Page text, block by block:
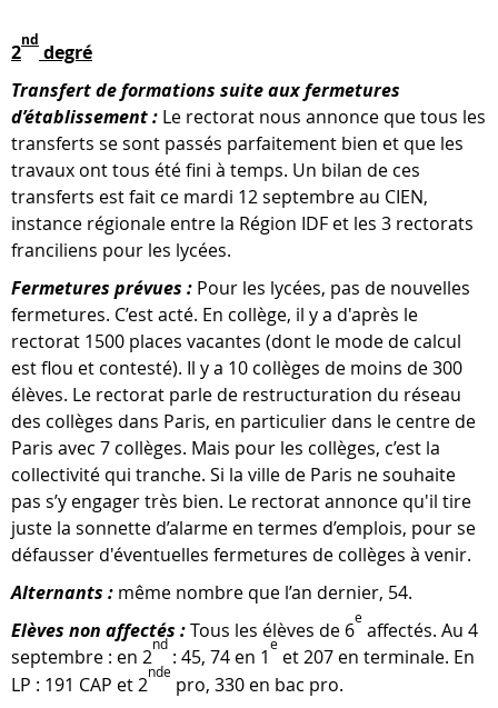
2
nd
degré
Transfert de formations suite aux fermetures
d’établissement : Le rectorat nous annonce que tous les
transferts se sont passés parfaitement bien et que les
travaux ont tous été fini à temps. Un bilan de ces
transferts est fait ce mardi 12 septembre au CIEN,
instance régionale entre la Région IDF et les 3 rectorats
franciliens pour les lycées.
Fermetures prévues : Pour les lycées, pas de nouvelles
fermetures. C’est acté. En collège, il y a d'après le
rectorat 1500 places vacantes (dont le mode de calcul
est flou et contesté). Il y a 10 collèges de moins de 300
élèves. Le rectorat parle de restructuration du réseau
des collèges dans Paris, en particulier dans le centre de
Paris avec 7 collèges. Mais pour les collèges, c’est la
collectivité qui tranche. Si la ville de Paris ne souhaite
pas s’y engager très bien. Le rectorat annonce qu'il tire
juste la sonnette d’alarme en termes d’emplois, pour se
défausser d'éventuelles fermetures de collèges à venir.
Alternants : même nombre que l’an dernier, 54.
Elèves non affectés :Tous les élèves de 6
e
affectés. Au 4
septembre : en 2
nd
: 45, 74 en 1
e
et 207 en terminale. En
LP : 191 CAP et 2
nde
pro, 330 en bac pro.